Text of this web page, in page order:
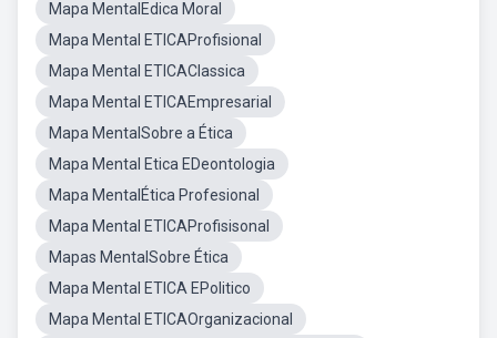
Mapa MentalEdica Moral
Mapa Mental ETICAProfisional
Mapa Mental ETICAClassica
Mapa Mental ETICAEmpresarial
Mapa MentalSobre a Ética
Mapa Mental Etica EDeontologia
Mapa MentalÉtica Profesional
Mapa Mental ETICAProfisisonal
Mapas MentalSobre Ética
Mapa Mental ETICA EPolitico
Mapa Mental ETICAOrganizacional